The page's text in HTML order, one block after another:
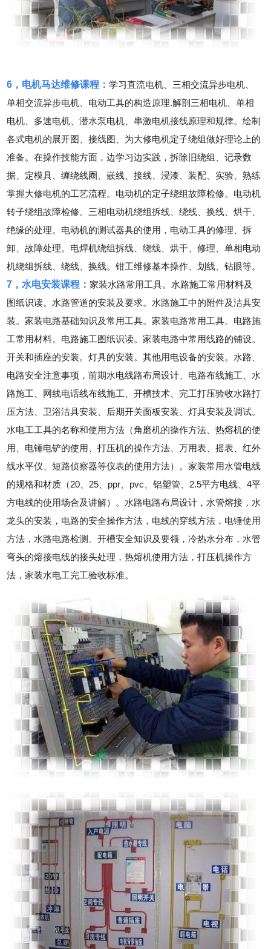
6，电机马达维修课程：学习直流电机、三相交流异步电机、
单相交流异步电机、电动工具的构造原理.解剖三相电机、单相
电机、多速电机、潜水泵电机、串激电机接线原理和规律。绘制
各式电机的展开图、接线图、为大修电机定子绕组做好理论上的
准备。在操作技能方面，边学习边实践，拆除旧绕组、记录数
据、定模具、缠绕线圈、嵌线、接线、浸漆、装配、实验、熟练
掌握大修电机的工艺流程。电动机的定子绕组故障检修。电动机
转子绕组故障检修。三相电动机绕组拆线、绕线、换线、烘干、
绝缘的处理。电动机的测试器具的使用，电动工具的修理、拆
卸、故障处理。电焊机绕组拆线、绕线、烘干、修理、单相电动
机绕组拆线、绕线、换线。钳工维修基本操作、划线、钻眼等。
7，水电安装课程：家装水路常用工具。水路施工常用材料及
图纸识读。水路管道的安装及要求。水路施工中的附件及洁具安
装。家装电路基础知识及常用工具。家装电路常用工具。电路施
工常用材料。电路施工图纸识读。家装电路中常用线路的铺设。
开关和插座的安装。灯具的安装。其他用电设备的安装。水路、
电路安全注意事项，前期水电线路布局设计、电路布线施工、水
路施工、网线电话线布线施工、开槽技术、完工打压验收水路打
压方法、卫浴洁具安装、后期开关面板安装、灯具安装及调试。
水电工工具的名称和使用方法（角磨机的操作方法、热熔机的使
用、电锤电铲的使用、打压机的操作方法、万用表、摇表、红外
线水平仪、短路侦察器等仪表的使用方法）。家装常用水管电线
的规格和材质（20、25、ppr、pvc、铝塑管、2.5平方电线、4平
方电线的使用场合及讲解）。水路电路布局设计，水管熔接，水
龙头的安装，电路的安全操作方法，电线的穿线方法，电锤使用
方法，水路电路检测。开槽安全知识及要领，冷热水分布，水管
弯头的熔接电线的接头处理，热熔机使用方法，打压机操作方
法，家装水电工完工验收标准。